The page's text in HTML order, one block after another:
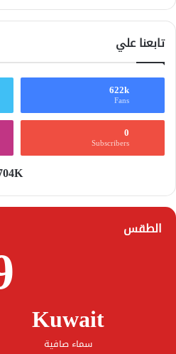
تابعنا علي
622k
Fans
0
Subscribers
الطقس
Kuwait
سماء صافية